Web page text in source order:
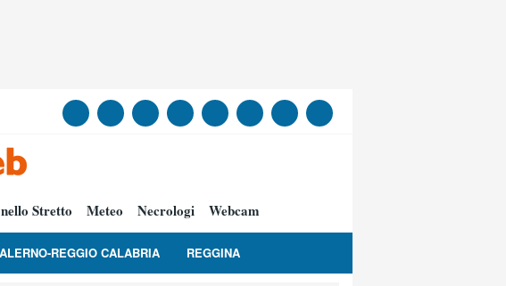
Stretto Meteo Necrologi Webcam
REGGIO CALABRIA REGGINA